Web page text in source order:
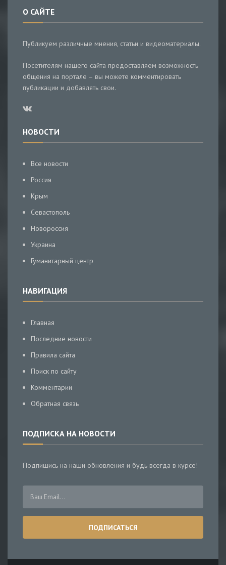
О САЙТЕ
Публикуем различные мнения, статьи и видеоматериалы.
Посетителям нашего сайта предоставляем возможность
общения на портале – вы можете комментировать
публикации и добавлять свои.
НОВОСТИ
Все новости
Россия
Крым
Севастополь
Новороссия
Украина
Гуманитарный центр
НАВИГАЦИЯ
Главная
Последние новости
Правила сайта
Поиск по сайту
Комментарии
Обратная связь
ПОДПИСКА НА НОВОСТИ
Подпишись на наши обновления и будь всегда в курсе!